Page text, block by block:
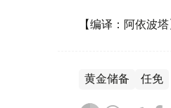
【编译：阿依波塔
黄金储备 任免